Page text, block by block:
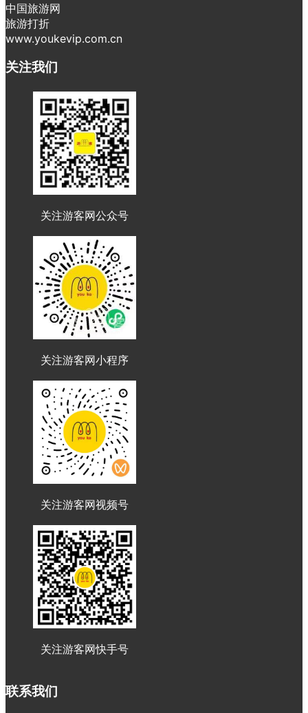
中国旅游网
旅游打折
www.youkevip.com.cn
关注我们
关注游客网公众号
关注游客网小程序
关注游客网视频号
关注游客网快手号
联系我们